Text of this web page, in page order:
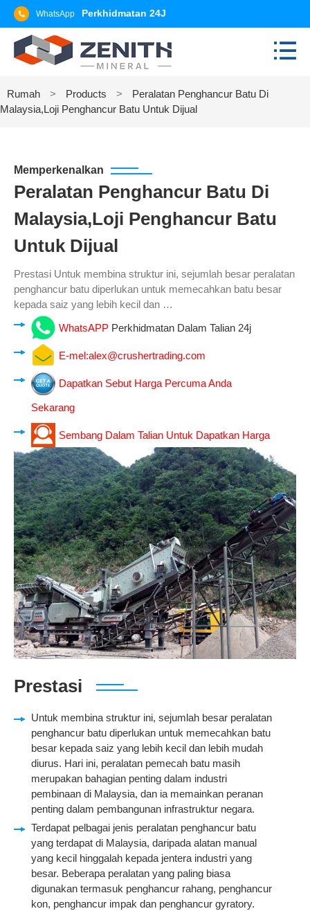
WhatsApp Perkhidmatan 24J
Rumah > Products >
Peralatan Penghancur Batu Di
Malaysia,Loji Penghancur Batu Untuk Dijual
Memperkenalkan
Peralatan Penghancur Batu Di
Malaysia,Loji Penghancur Batu
Untuk Dijual
Prestasi Untuk membina struktur ini, sejumlah besar peralatan
penghancur batu diperlukan untuk memecahkan batu besar
kepada saiz yang lebih kecil dan …
WhatsAPP Perkhidmatan Dalam Talian 24j
E-mel:alex@crushertrading.com
Dapatkan Sebut Harga Percuma Anda
Sekarang
Sembang Dalam Talian Untuk Dapatkan Harga
Prestasi
Untuk membina struktur ini, sejumlah besar peralatan
penghancur batu diperlukan untuk memecahkan batu
besar kepada saiz yang lebih kecil dan lebih mudah
diurus. Hari ini, peralatan pemecah batu masih
merupakan bahagian penting dalam industri
pembinaan di Malaysia, dan ia memainkan peranan
penting dalam pembangunan infrastruktur negara.
Terdapat pelbagai jenis peralatan penghancur batu
yang terdapat di Malaysia, daripada alatan manual
yang kecil hinggalah kepada jentera industri yang
besar. Beberapa peralatan yang paling biasa
digunakan termasuk penghancur rahang, penghancur
kon, penghancur impak dan penghancur gyratory.